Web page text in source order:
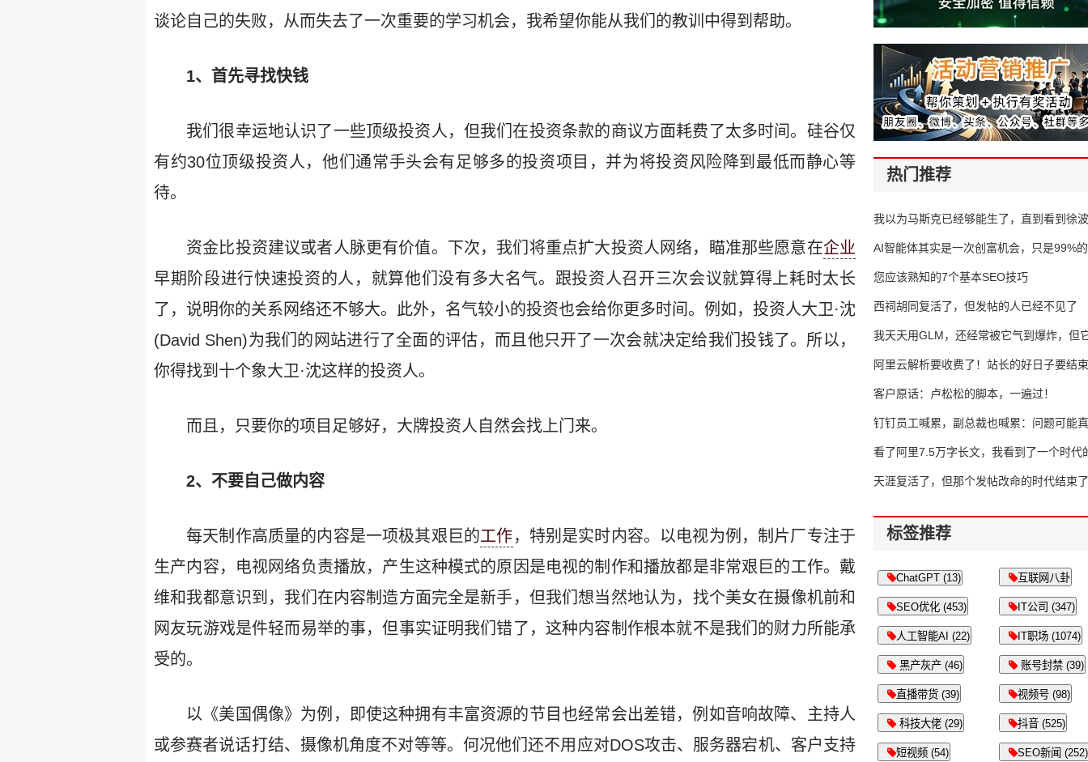
谈论自己的失败，从而失去了一次重要的学习机会，我希望你能从我们的教训中得到帮助。
1、首先寻找快钱
我们很幸运地认识了一些顶级投资人，但我们在投资条款的商议方面耗费了太多时间。硅谷仅
有约30位顶级投资人，他们通常手头会有足够多的投资项目，并为将投资风险降到最低而静心等
待。
资金比投资建议或者人脉更有价值。下次，我们将重点扩大投资人网络，瞄准那些愿意在企业
早期阶段进行快速投资的人，就算他们没有多大名气。跟投资人召开三次会议就算得上耗时太长
了，说明你的关系网络还不够大。此外，名气较小的投资也会给你更多时间。例如，投资人大卫·沈
(David Shen)为我们的网站进行了全面的评估，而且他只开了一次会就决定给我们投钱了。所以，
你得找到十个象大卫·沈这样的投资人。
而且，只要你的项目足够好，大牌投资人自然会找上门来。
2、不要自己做内容
每天制作高质量的内容是一项极其艰巨的工作，特别是实时内容。以电视为例，制片厂专注于
生产内容，电视网络负责播放，产生这种模式的原因是电视的制作和播放都是非常艰巨的工作。戴
维和我都意识到，我们在内容制造方面完全是新手，但我们想当然地认为，找个美女在摄像机前和
网友玩游戏是件轻而易举的事，但事实证明我们错了，这种内容制作根本就不是我们的财力所能承
受的。
以《美国偶像》为例，即使这种拥有丰富资源的节目也经常会出差错，例如音响故障、主持人
或参赛者说话打结、摄像机角度不对等等。何况他们还不用应对DOS攻击、服务器宕机、客户支持
热门推荐
我以为马斯克已经够能生了，直到看到
AI智能体其实是一次创富机会，只是99%
错过了
您应该熟知的7个基本SEO技巧
西祠胡同复活了，但发帖的人已经不见了
我天天用GLM，还经常被它气到爆炸，但
16万亿
阿里云解析要收费了！站长的好日子要结
客户原话：卢松松的脚本，一遍过！
钉钉员工喊累，副总裁也喊累：问题可能
了
看了阿里7.5万字长文，我看到了一个时代
天涯复活了，但那个发帖改命的时代结束了
标签推荐
ChatGPT (13) 互联网八卦
SEO优化 (453) IT公司 (347)
人工智能AI (22) IT职场 (1074)
黑产灰产 (46) 账号封禁 (39)
直播带货 (39) 视频号 (98)
科技大佬 (29) 抖音 (525)
短视频 (54) SEO新闻 (252)